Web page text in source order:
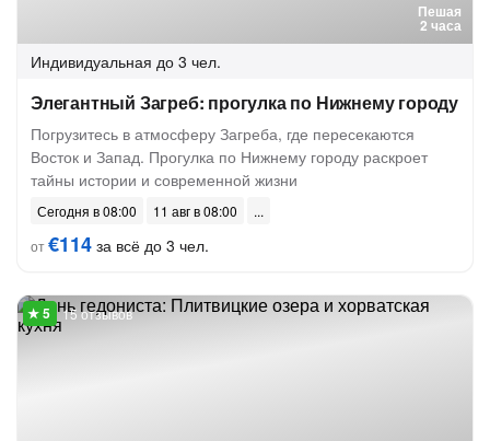
Пешая
2 часа
Индивидуальная до 3 чел.
Элегантный Загреб: прогулка по Нижнему городу
Погрузитесь в атмосферу Загреба, где пересекаются
Восток и Запад. Прогулка по Нижнему городу раскроет
тайны истории и современной жизни
Сегодня в 08:00
11 авг в 08:00
от€114 за всё до 3 чел.
15 отзывов